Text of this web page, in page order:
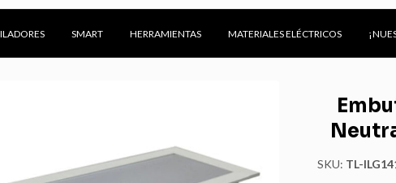
SMART HERRAMIENTAS MATERIALES ELÉCTRICOS
SKU: TL-